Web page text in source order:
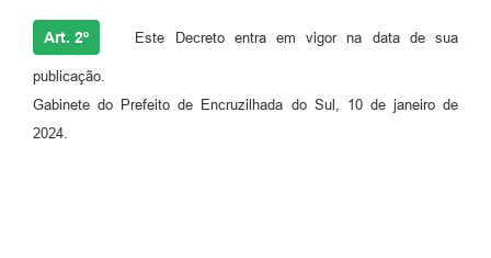
Art. 2º Este Decreto entra em vigor na data de sua
publicação.
Gabinete do Prefeito de Encruzilhada do Sul, 10 de janeiro de
2024.